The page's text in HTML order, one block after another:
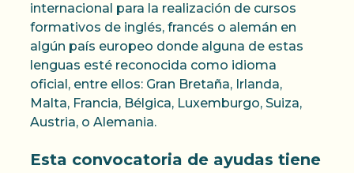
internacional para la realización de cursos
formativos de inglés, francés o alemán en
algún país europeo donde alguna de estas
lenguas esté reconocida como idioma
oficial, entre ellos: Gran Bretaña, Irlanda,
Malta, Francia, Bélgica, Luxemburgo, Suiza,
Austria, o Alemania.
Esta convocatoria de ayudas tiene